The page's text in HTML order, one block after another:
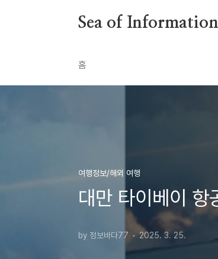
Sea of Information
홈
여행정보/해외 여행
대만 타이베이
by 정보바다77 2025. 3. 25.